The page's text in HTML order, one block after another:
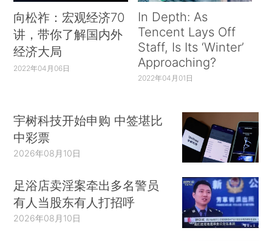
向松祚：宏观经济70
讲，带你了解国内外
经济大局
2022年04月06日
In Depth: As
Tencent Lays Off
Staff, Is Its ‘Winter’
Approaching?
2022年04月01日
宇树科技开始申购 中签堪比
中彩票
2026年08月10日
足浴店卖淫案牵出多名警员
有人当股东有人打招呼
2026年08月10日